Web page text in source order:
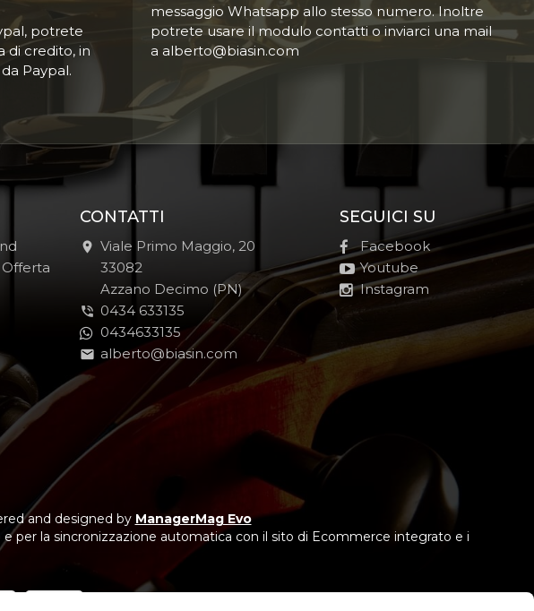
potrete
di credito, in
Paypal.
messaggio Whatsapp allo stesso numero. Inoltre
potrete usare il modulo contatti o inviarci una mail
a alberto@biasin.com
CONTATTI
Viale Primo Maggio, 20
-
33082
-
Azzano Decimo (PN)
0434 633135
0434633135
alberto@biasin.com
SEGUICI SU
Facebook
Youtube
Instagram
and designed by ManagerMag Evo
per la sincronizzazione automatica con il sito di Ecommerce integrato e i